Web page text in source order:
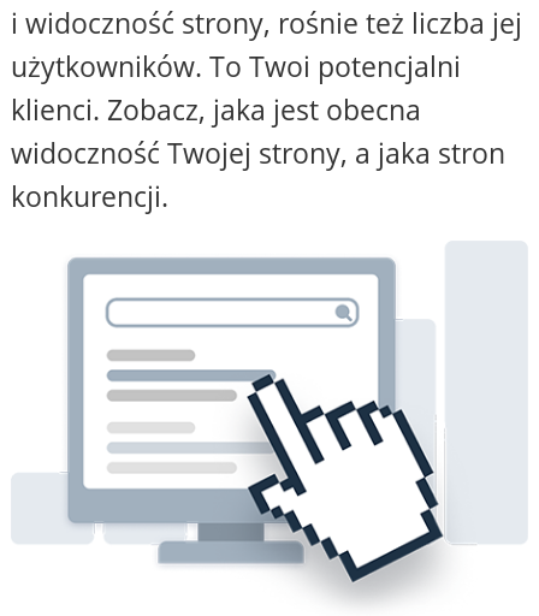
i widoczność strony, rośnie też liczba jej
użytkowników. To Twoi potencjalni
klienci. Zobacz, jaka jest obecna
widoczność Twojej strony, a jaka stron
konkurencji.